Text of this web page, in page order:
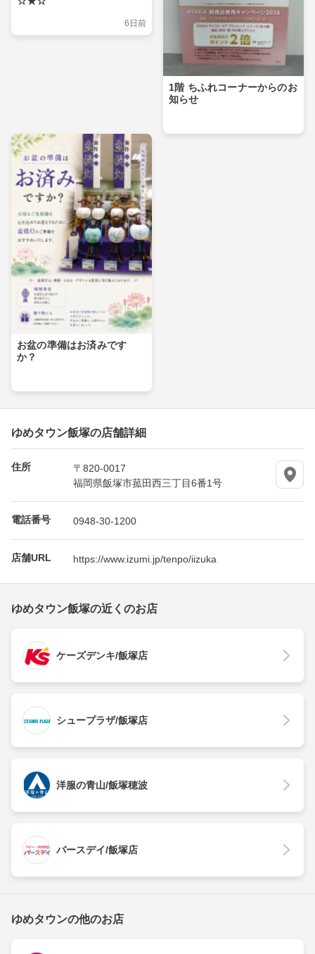
6日前
1階 ちふれコーナーからのお
知らせ
お盆の準備はお済みです
か？
ゆめタウン飯塚の店舗詳細
住所
〒820-0017
福岡県飯塚市菰田西三丁目6番1号
電話番号 0948-30-1200
店舗URL https://www.izumi.jp/tenpo/iizuka
ゆめタウン飯塚の近くのお店
ケーズデンキ/飯塚店
シュープラザ/飯塚店
洋服の青山/飯塚穂波
バースデイ/飯塚店
ゆめタウンの他のお店